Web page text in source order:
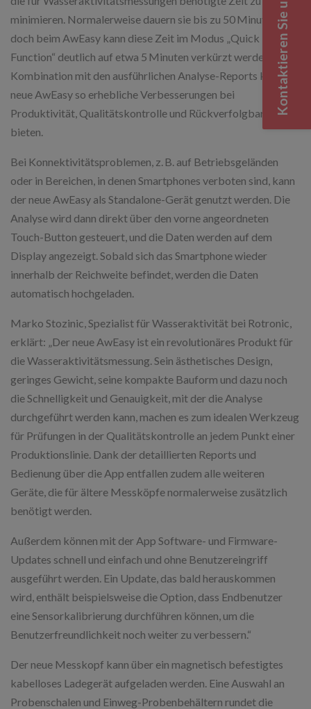
minimieren. Normalerweise dauern sie bis zu 50 Minuten,
doch beim AwEasy kann diese Zeit im Modus „Quick
Function“ deutlich auf etwa 5 Minuten verkürzt werden. In
Kombination mit den ausführlichen Analyse-Reports kann der
neue AwEasy so erhebliche Verbesserungen bei
Produktivität, Qualitätskontrolle und Rückverfolgbarkeit
bieten.
Bei Konnektivitätsproblemen, z. B. auf Betriebsgeländen
oder in Bereichen, in denen Smartphones verboten sind, kann
der neue AwEasy als Standalone-Gerät genutzt werden. Die
Analyse wird dann direkt über den vorne angeordneten
Touch-Button gesteuert, und die Daten werden auf dem
Display angezeigt. Sobald sich das Smartphone wieder
innerhalb der Reichweite befindet, werden die Daten
automatisch hochgeladen.
Marko Stozinic, Spezialist für Wasseraktivität bei Rotronic,
erklärt: „Der neue AwEasy ist ein revolutionäres Produkt für
die Wasseraktivitätsmessung. Sein ästhetisches Design,
geringes Gewicht, seine kompakte Bauform und dazu noch
die Schnelligkeit und Genauigkeit, mit der die Analyse
durchgeführt werden kann, machen es zum idealen Werkzeug
für Prüfungen in der Qualitätskontrolle an jedem Punkt einer
Produktionslinie. Dank der detaillierten Reports und
Bedienung über die App entfallen zudem alle weiteren
Geräte, die für ältere Messköpfe normalerweise zusätzlich
benötigt werden.
Außerdem können mit der App Software- und Firmware-
Updates schnell und einfach und ohne Benutzereingriff
ausgeführt werden. Ein Update, das bald herauskommen
wird, enthält beispielsweise die Option, dass Endbenutzer
eine Sensorkalibrierung durchführen können, um die
Benutzerfreundlichkeit noch weiter zu verbessern.“
Der neue Messkopf kann über ein magnetisch befestigtes
kabelloses Ladegerät aufgeladen werden. Eine Auswahl an
Probenschalen und Einweg-Probenbehältern rundet die
Kontaktieren Sie uns